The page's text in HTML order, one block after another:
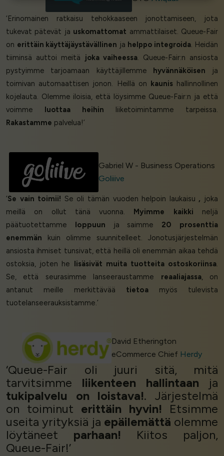
‘Erinomainen ratkaisu tehokkaaseen jonottamiseen, jota
tukevat pätevät ja uskomattomat ammattilaiset. Queue-Fair
on erittäin käyttäjäystävällinen ja helppo integroida. Heidän
tiiminsä auttoi meitä joka vaiheessa. Queue-Fair:n ansiosta
pystyimme tarjoamaan käyttäjillemme hyvännäköisen ja
toimivan automaattisen jonon. Heillä on kaunishallinnollinen
kojelauta. Olemme iloisia, että löysimme Queue-Fair:n ja että
voimme luottaa heihin liiketoimintamme tarpeissa.
Rakastamme palvelua!’
Gabriel W - Business Operations
Goliiive
‘Se vain toimii! Se oli tämän vuoden helpoin laukaisu , joka
meillä on ollut tänä vuonna. Myimme kaikki neljä
päätuotettamme loppuun ja saimme 20 prosenttia
enemmän kuin olimme suunnitelleet. Jonotusjärjestelmän
ansiosta ihmiset tunsivat, että heillä oli enemmän aikaa tehdä
ostoksia, joten he lisäsivät muita tuotteita ostoskoriinsa.
Se, että seurasimme lanseeraustamme reaaliajassa, on
antanut meille merkittävää tietoa myös tulevista
tuotelanseerauksistamme.’
David Etherington
eCommerce Chief Herdy
‘Queue-Fair oli juuri sitä, mitä
tarvitsimme liikenteen hallintaan ja
tukipalvelu on loistava!. Järjestelmä
on toiminut erittäin hyvin! Etsimme
useita yrityksiä ja epäilemättä olemme
löytäneet parhaan! Kiitos paljon,
Queue-Fair!’